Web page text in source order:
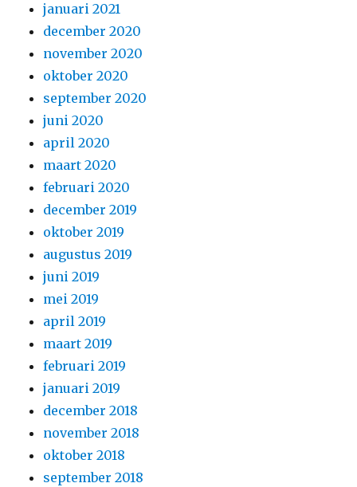
januari 2021
december 2020
november 2020
oktober 2020
september 2020
juni 2020
april 2020
maart 2020
februari 2020
december 2019
oktober 2019
augustus 2019
juni 2019
mei 2019
april 2019
maart 2019
februari 2019
januari 2019
december 2018
november 2018
oktober 2018
september 2018